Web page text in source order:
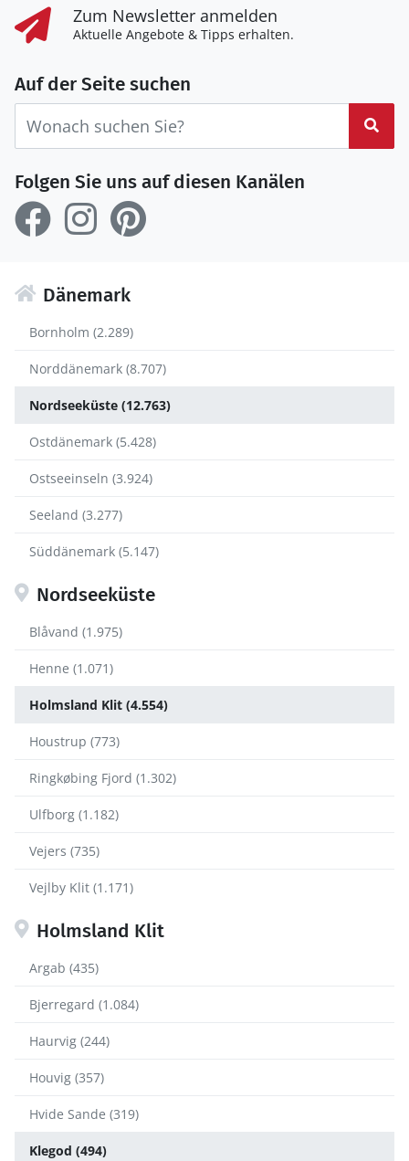
Zum Newsletter anmelden
Aktuelle Angebote & Tipps erhalten.
Auf der Seite suchen
Folgen Sie uns auf diesen Kanälen
Dänemark
Bornholm (2.289)
Norddänemark (8.707)
Nordseeküste (12.763)
Ostdänemark (5.428)
Ostseeinseln (3.924)
Seeland (3.277)
Süddänemark (5.147)
Nordseeküste
Blåvand (1.975)
Henne (1.071)
Holmsland Klit (4.554)
Houstrup (773)
Ringkøbing Fjord (1.302)
Ulfborg (1.182)
Vejers (735)
Vejlby Klit (1.171)
Holmsland Klit
Argab (435)
Bjerregard (1.084)
Haurvig (244)
Houvig (357)
Hvide Sande (319)
Klegod (494)